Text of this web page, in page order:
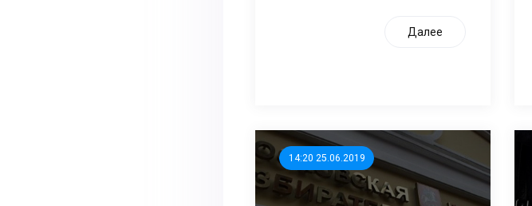
Далее
14:20 25.06.2019